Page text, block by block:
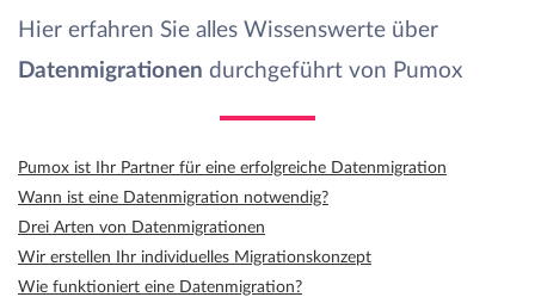
Hier erfahren Sie alles Wissenswerte über
Datenmigrationen durchgeführt von Pumox
Pumox ist Ihr Partner für eine erfolgreiche Datenmigration
Wann ist eine Datenmigration notwendig?
Drei Arten von Datenmigrationen
Wir erstellen Ihr individuelles Migrationskonzept
Wie funktioniert eine Datenmigration?